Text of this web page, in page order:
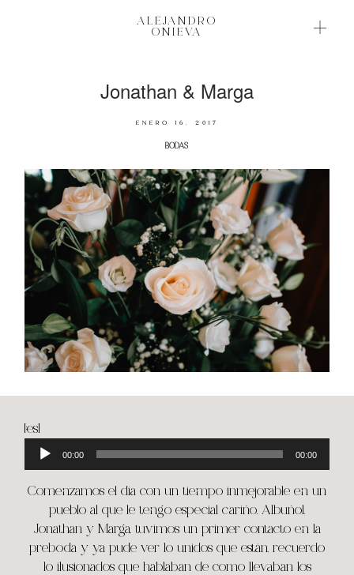
ALEJANDRO
ONIEVA
ENERO 16, 2017
Jonathan & Marga
BODAS
[:es]
de
00:00 00:00
Comenzamos el día con un tiempo inmejorable en un
pueblo al que le tengo especial cariño, Albuñol.
Jonathan y Marga, tuvimos un primer contacto en la
preboda y ya pude ver lo unidos que están, recuerdo
lo ilusionados que hablaban de como llevaban los
BODAS BONITAS
SOBRE MI
¿HABLAMOS?